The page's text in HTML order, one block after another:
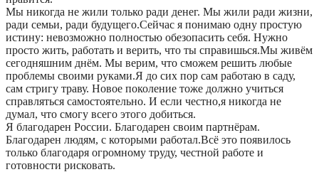
Мы никогда не жили только ради денег. Мы жили ради жизни,
ради семьи, ради будущего.Сейчас я понимаю одну простую
истину: невозможно полностью обезопасить себя. Нужно
просто жить, работать и верить, что ты справишься.Мы живём
сегодняшним днём. Мы верим, что сможем решить любые
проблемы своими руками.Я до сих пор сам работаю в саду,
сам стригу траву. Новое поколение тоже должно учиться
справляться самостоятельно. И если честно,я никогда не
думал, что смогу всего этого добиться.
Я благодарен России. Благодарен своим партнёрам.
Благодарен людям, с которыми работал.Всё это появилось
только благодаря огромному труду, честной работе и
готовности рисковать.